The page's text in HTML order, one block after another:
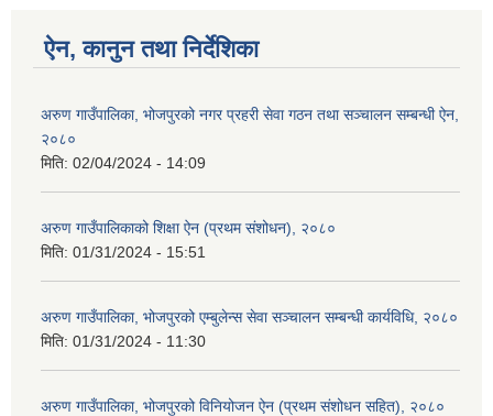
ऐन, कानुन तथा निर्देशिका
अरुण गाउँपालिका, भोजपुरको नगर प्रहरी सेवा गठन तथा सञ्‍चालन सम्बन्धी ऐन,
२०८०
मिति: 02/04/2024 - 14:09
अरुण गाउँपालिकाको शिक्षा ऐन (प्रथम संशोधन), २०८०
मिति: 01/31/2024 - 15:51
अरुण गाउँपालिका, भोजपुरको एम्बुलेन्स सेवा सञ्चालन सम्बन्धी कार्यविधि, २०८०
मिति: 01/31/2024 - 11:30
अरुण गाउँपालिका, भोजपुरको विनियोजन ऐन (प्रथम संशोधन सहित), २०८०